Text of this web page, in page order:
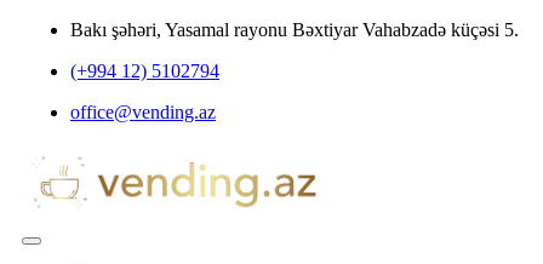
Bakı şəhəri, Yasamal rayonu Bəxtiyar Vahabzadə küçəsi 5.
(+994 12) 5102794
office@vending.az